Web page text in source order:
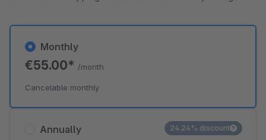
Annually 24.24% discount
Monthly
€55.00* /month
Cancelable monthly